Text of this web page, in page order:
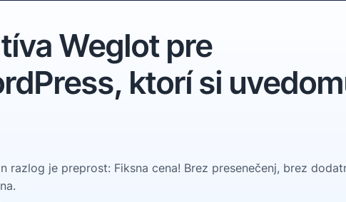
Weglot pre
ktorí si
razlog je preprost: Fiksna cena! Brez presenečenj, brez